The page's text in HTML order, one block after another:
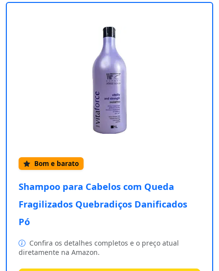
Bom e barato
Shampoo para Cabelos com Queda
Fragilizados Quebradiços Danificados
Pó
Confira os detalhes completos e o preço atual
diretamente na Amazon.